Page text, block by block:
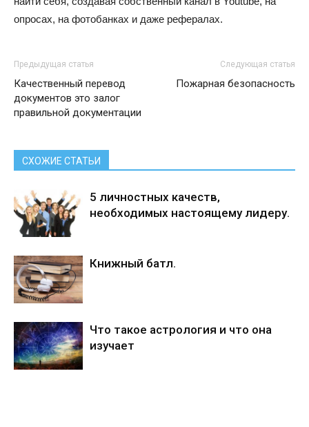
опросах, на фотобанках и даже рефералах.
Предыдущая статья
Качественный перевод
документов это залог
правильной документации
Следующая статья
Пожарная безопасность
СХОЖИЕ СТАТЬИ
5 личностных качеств,
необходимых настоящему лидеру.
Книжный батл.
Что такое астрология и что она
изучает